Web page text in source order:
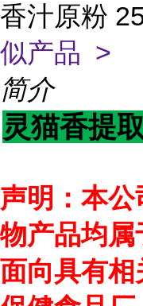
香汁原粉
似产品 >
简介
灵猫香提
声明：本
物产品均
面向具有相